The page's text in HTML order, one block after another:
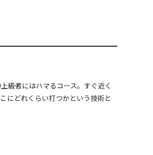
級者にはハマるコース。すぐ近く
にどれくらい打つかという技術と